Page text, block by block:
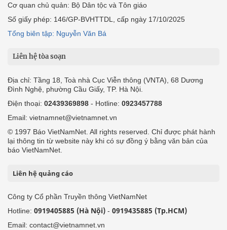
Cơ quan chủ quản: Bộ Dân tộc và Tôn giáo
Số giấy phép: 146/GP-BVHTTDL, cấp ngày 17/10/2025
Tổng biên tập: Nguyễn Văn Bá
Liên hệ tòa soạn
Địa chỉ: Tầng 18, Toà nhà Cục Viễn thông (VNTA), 68 Dương
Đình Nghệ, phường Cầu Giấy, TP. Hà Nội.
Điện thoại: 02439369898 - Hotline: 0923457788
Email: vietnamnet@vietnamnet.vn
© 1997 Báo VietNamNet. All rights reserved. Chỉ được phát hành
lại thông tin từ website này khi có sự đồng ý bằng văn bản của
báo VietNamNet.
Liên hệ quảng cáo
Công ty Cổ phần Truyền thông VietNamNet
Hotline: 0919405885 (Hà Nội) - 0919435885 (Tp.HCM)
Email: contact@vietnamnet.vn